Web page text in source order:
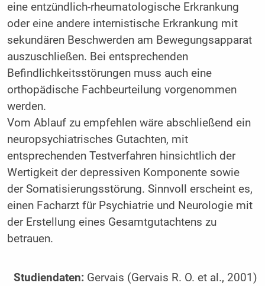
eine entzündlich-rheumatologische Erkrankung
oder eine andere internistische Erkrankung mit
sekundären Beschwerden am Bewegungsapparat
auszuschließen. Bei entsprechenden
Befindlichkeitsstörungen muss auch eine
orthopädische Fachbeurteilung vorgenommen
werden.
Vom Ablauf zu empfehlen wäre abschließend ein
neuropsychiatrisches Gutachten, mit
entsprechenden Testverfahren hinsichtlich der
Wertigkeit der depressiven Komponente sowie
der Somatisierungsstörung. Sinnvoll erscheint es,
einen Facharzt für Psychiatrie und Neurologie mit
der Erstellung eines Gesamtgutachtens zu
betrauen.
Studiendaten:Gervais (Gervais R. O. et al., 2001)